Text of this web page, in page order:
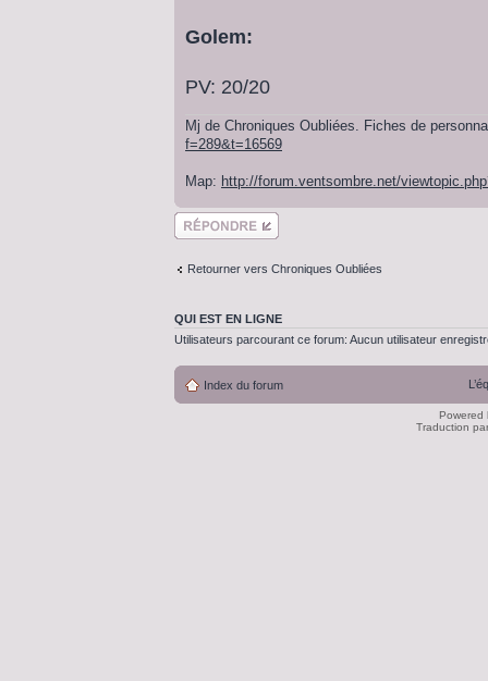
Golem:
PV: 20/20
Mj de Chroniques Oubliées. Fiches de
f=289&t=16569
Map: http://forum.ventsombre.net/
Répondre
Retourner vers Chroniques Oubliées
QUI EST EN LIGNE
Utilisateurs parcourant ce forum: Aucun utilisateur
Index du forum
Powered
Traduction